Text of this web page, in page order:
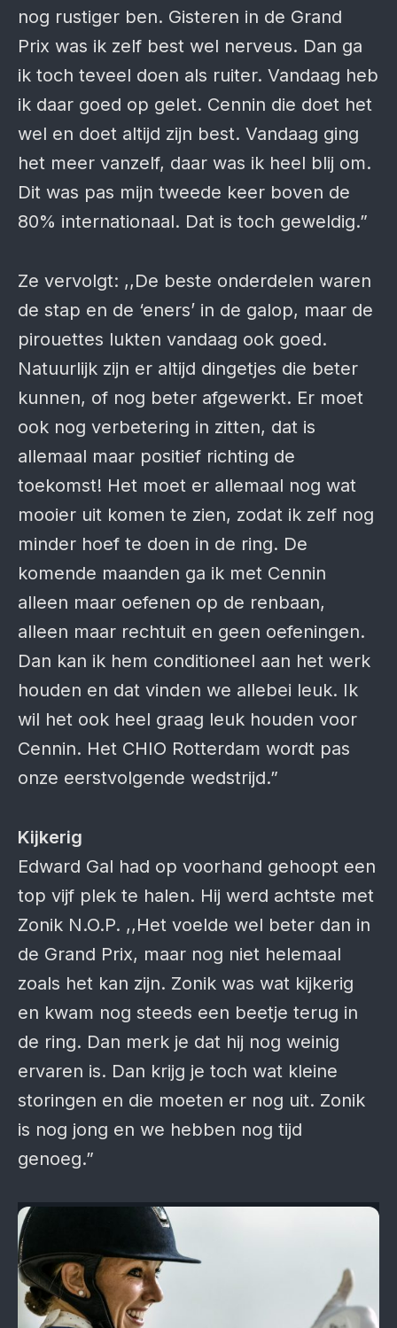
nog rustiger ben. Gisteren in de Grand
Prix was ik zelf best wel nerveus. Dan ga
ik toch teveel doen als ruiter. Vandaag heb
ik daar goed op gelet. Cennin die doet het
wel en doet altijd zijn best. Vandaag ging
het meer vanzelf, daar was ik heel blij om.
Dit was pas mijn tweede keer boven de
80% internationaal. Dat is toch geweldig.”
Ze vervolgt: ,,De beste onderdelen waren
de stap en de ‘eners’ in de galop, maar de
pirouettes lukten vandaag ook goed.
Natuurlijk zijn er altijd dingetjes die beter
kunnen, of nog beter afgewerkt. Er moet
ook nog verbetering in zitten, dat is
allemaal maar positief richting de
toekomst! Het moet er allemaal nog wat
mooier uit komen te zien, zodat ik zelf nog
minder hoef te doen in de ring. De
komende maanden ga ik met Cennin
alleen maar oefenen op de renbaan,
alleen maar rechtuit en geen oefeningen.
Dan kan ik hem conditioneel aan het werk
houden en dat vinden we allebei leuk. Ik
wil het ook heel graag leuk houden voor
Cennin. Het CHIO Rotterdam wordt pas
onze eerstvolgende wedstrijd.”
Kijkerig
Edward Gal had op voorhand gehoopt een
top vijf plek te halen. Hij werd achtste met
Zonik N.O.P. ,,Het voelde wel beter dan in
de Grand Prix, maar nog niet helemaal
zoals het kan zijn. Zonik was wat kijkerig
en kwam nog steeds een beetje terug in
de ring. Dan merk je dat hij nog weinig
ervaren is. Dan krijg je toch wat kleine
storingen en die moeten er nog uit. Zonik
is nog jong en we hebben nog tijd
genoeg.”